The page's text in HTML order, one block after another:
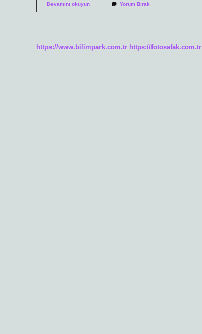
Devamını okuyunParka
Hangi
Yorum Bırak
https://www.bilimpark.com.tr https://fotosafak.com.tr